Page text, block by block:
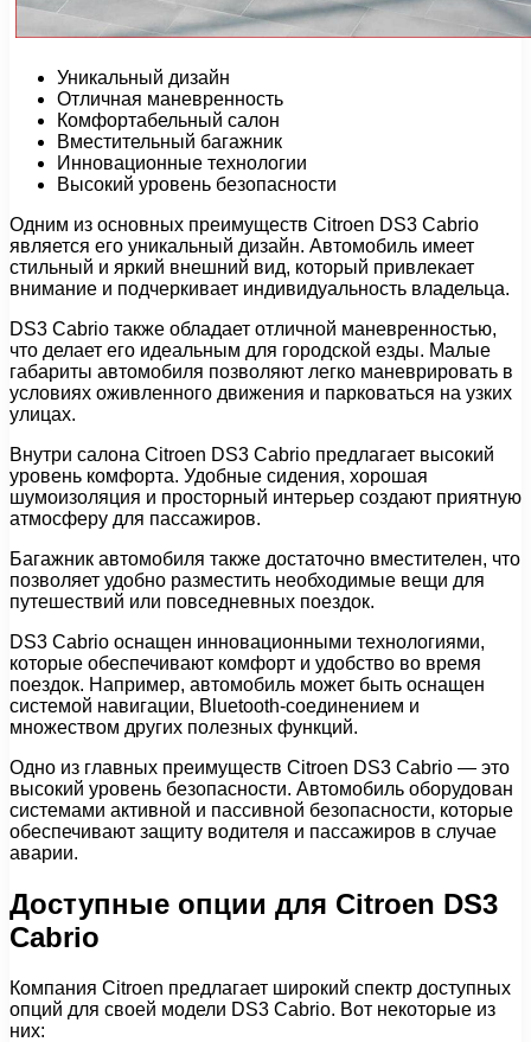
Уникальный дизайн
Отличная маневренность
Комфортабельный салон
Вместительный багажник
Инновационные технологии
Высокий уровень безопасности
Одним из основных преимуществ Citroen DS3 Cabrio
является его уникальный дизайн. Автомобиль имеет
стильный и яркий внешний вид, который привлекает
внимание и подчеркивает индивидуальность владельца.
DS3 Cabrio также обладает отличной маневренностью,
что делает его идеальным для городской езды. Малые
габариты автомобиля позволяют легко маневрировать в
условиях оживленного движения и парковаться на узких
улицах.
Внутри салона Citroen DS3 Cabrio предлагает высокий
уровень комфорта. Удобные сидения, хорошая
шумоизоляция и просторный интерьер создают приятную
атмосферу для пассажиров.
Багажник автомобиля также достаточно вместителен, что
позволяет удобно разместить необходимые вещи для
путешествий или повседневных поездок.
DS3 Cabrio оснащен инновационными технологиями,
которые обеспечивают комфорт и удобство во время
поездок. Например, автомобиль может быть оснащен
системой навигации, Bluetooth-соединением и
множеством других полезных функций.
Одно из главных преимуществ Citroen DS3 Cabrio — это
высокий уровень безопасности. Автомобиль оборудован
системами активной и пассивной безопасности, которые
обеспечивают защиту водителя и пассажиров в случае
аварии.
Доступные опции для Citroen DS3
Cabrio
Компания Citroen предлагает широкий спектр доступных
опций для своей модели DS3 Cabrio. Вот некоторые из
них: